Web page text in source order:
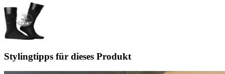
Stylingtipps für dieses Produkt